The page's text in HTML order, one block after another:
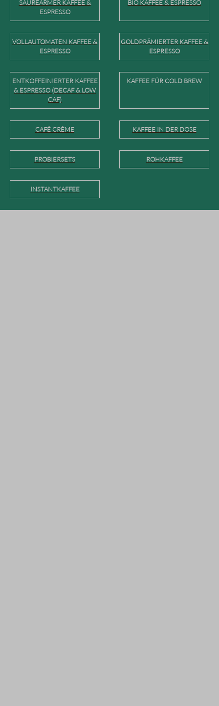
SÄUREARMER KAFFEE &
ESPRESSO
BIO KAFFEE & ESPRESSO
VOLLAUTOMATEN KAFFEE &
ESPRESSO
GOLDPRÄMIERTER KAFFEE &
ESPRESSO
ENTKOFFEINIERTER KAFFEE
& ESPRESSO (DECAF & LOW
CAF)
KAFFEE FÜR COLD BREW
CAFÉ CRÈME KAFFEE IN DER DOSE
PROBIERSETS ROHKAFFEE
INSTANTKAFFEE